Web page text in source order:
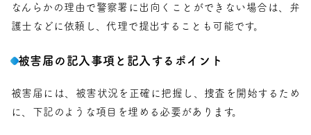
なんらかの理由で警察署に出向くことができない場合は、弁
護士などに依頼し、代理で提出することも可能です。
被害届の記入事項と記入するポイント
被害届には、被害状況を正確に把握し、捜査を開始するため
に、下記のような項目を埋める必要があります。